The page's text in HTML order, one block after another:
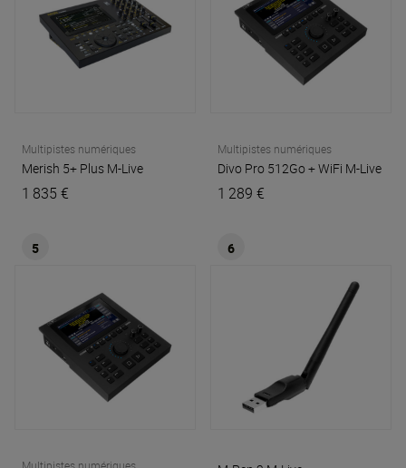
Multipistes numériques
Merish 5+ Plus M-Live
1 835 €
Multipistes numériques
Divo Pro 512Go + WiFi M-Live
1 289 €
5 6